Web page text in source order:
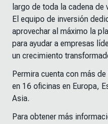
largo de toda la cadena
El equipo de inversión
aprovechar al máximo la
para ayudar a empresas
un crecimiento
Permira cuenta con más
en 16 oficinas en Europa,
Asia.
Para obtener más